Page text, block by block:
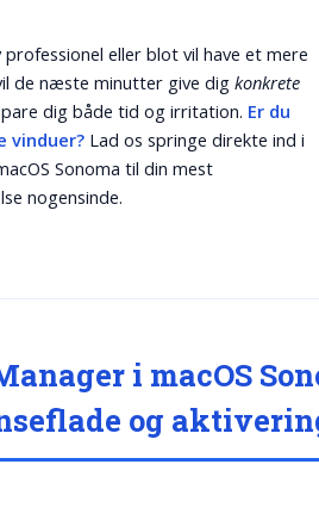
eller blot vil have et mere
de næste minutter give digkonkrete
dig både tid og irritation. Er du
vinduer? Lad os springe direkte ind i
Sonoma til din mest
nogensinde.
i macOS
og